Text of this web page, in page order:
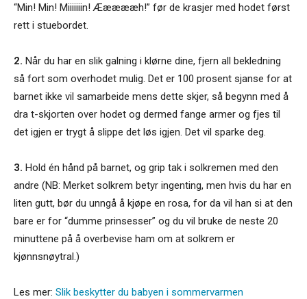
“Min! Min! Miiiiiiin! Æææææh!” før de krasjer med hodet først
rett i stuebordet.
2. Når du har en slik galning i klørne dine, fjern all bekledning
så fort som overhodet mulig. Det er 100 prosent sjanse for at
barnet ikke vil samarbeide mens dette skjer, så begynn med å
dra t-skjorten over hodet og dermed fange armer og fjes til
det igjen er trygt å slippe det løs igjen. Det vil sparke deg.
3. Hold én hånd på barnet, og grip tak i solkremen med den
andre (NB: Merket solkrem betyr ingenting, men hvis du har en
liten gutt, bør du unngå å kjøpe en rosa, for da vil han si at den
bare er for “dumme prinsesser” og du vil bruke de neste 20
minuttene på å overbevise ham om at solkrem er
kjønnsnøytral.)
Les mer: Slik beskytter du babyen i sommervarmen